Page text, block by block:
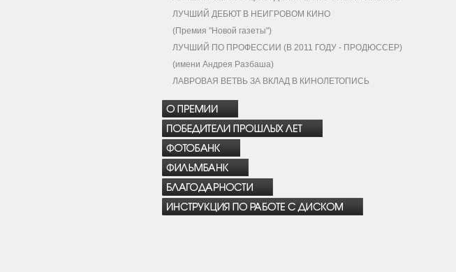
ЛУЧШИЙ ДЕБЮТ В НЕИГРОВОМ КИНО
(Премия "Новой газеты")
ЛУЧШИЙ ПО ПРОФЕССИИ (В 2011 ГОДУ - ПРОДЮССЕР)
(имени Андрея Разбаша)
ЛАВРОВАЯ ВЕТВЬ ЗА ВКЛАД В КИНОЛЕТОПИСЬ